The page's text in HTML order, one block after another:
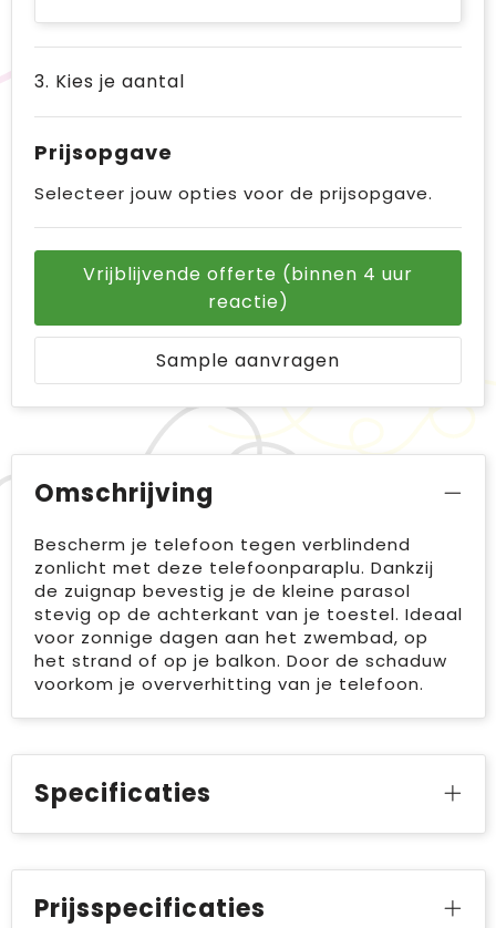
3. Kies je aantal
Prijsopgave
Selecteer jouw opties voor de prijsopgave.
Vrijblijvende offerte (binnen 4 uur
reactie)
Sample aanvragen
Omschrijving
Bescherm je telefoon tegen verblindend
zonlicht met deze telefoonparaplu. Dankzij
de zuignap bevestig je de kleine parasol
stevig op de achterkant van je toestel. Ideaal
voor zonnige dagen aan het zwembad, op
het strand of op je balkon. Door de schaduw
voorkom je oververhitting van je telefoon.
Specificaties
Prijsspecificaties